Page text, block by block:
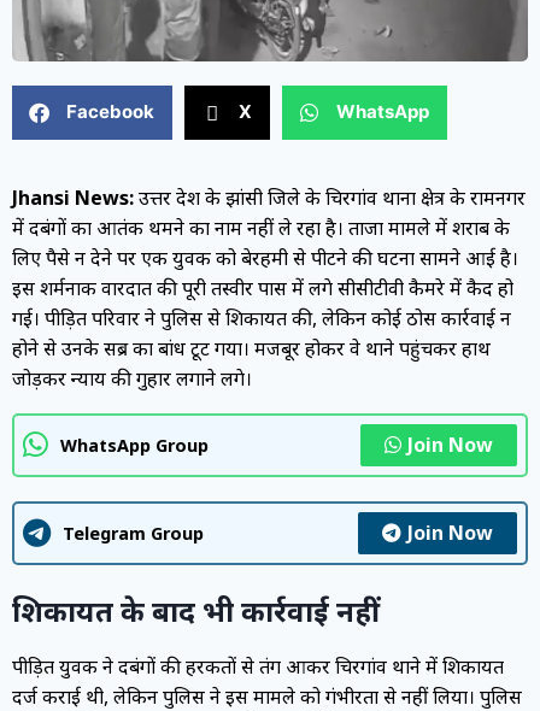
Facebook X WhatsApp
Jhansi News:उत्तर प्रदेश के झांसी जिले के चिरगांव थाना क्षेत्र के रामनगर
में दबंगों का आतंक थमने का नाम नहीं ले रहा है। ताजा मामले में शराब के
लिए पैसे न देने पर एक युवक को बेरहमी से पीटने की घटना सामने आई है।
इस शर्मनाक वारदात की पूरी तस्वीर पास में लगे सीसीटीवी कैमरे में कैद हो
गई। पीड़ित परिवार ने पुलिस से शिकायत की, लेकिन कोई ठोस कार्रवाई न
होने से उनके सब्र का बांध टूट गया। मजबूर होकर वे थाने पहुंचकर हाथ
जोड़कर न्याय की गुहार लगाने लगे।
WhatsApp Group Join Now
Telegram Group Join Now
शिकायत के बाद भी कार्रवाई नहीं
पीड़ित युवक ने दबंगों की हरकतों से तंग आकर चिरगांव थाने में शिकायत
दर्ज कराई थी, लेकिन पुलिस ने इस मामले को गंभीरता से नहीं लिया। पुलिस